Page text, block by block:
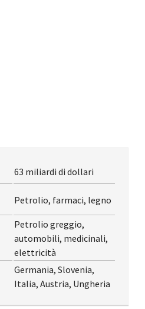
63 miliardi di dollari
Petrolio, farmaci, legno
Petrolio greggio,
automobili, medicinali,
elettricità
Germania, Slovenia,
Italia, Austria, Ungheria